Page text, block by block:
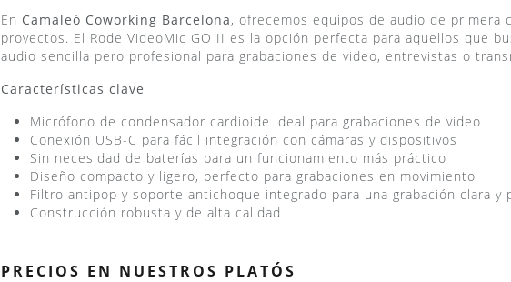
En Camaleó Coworking Barcelona, ofrecemos equipos de audio de primera
proyectos. El Rode VideoMic GO II es la opción perfecta para aquellos que
audio sencilla pero profesional para grabaciones de video, entrevistas o
Características clave
Micrófono de condensador cardioide ideal para grabaciones de video
Conexión USB-C para fácil integración con cámaras y dispositivos
Sin necesidad de baterías para un funcionamiento más práctico
Diseño compacto y ligero, perfecto para grabaciones en movimiento
Filtro antipop y soporte antichoque integrado para una grabación clara y
Construcción robusta y de alta calidad
PRECIOS EN NUESTROS PLATÓS